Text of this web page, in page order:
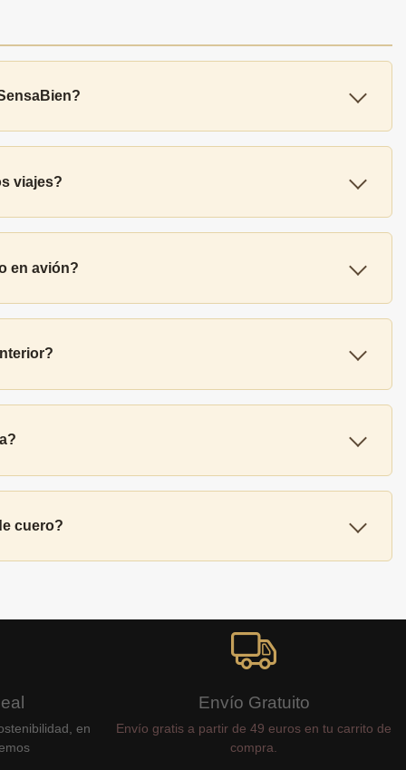
viajes?
en avión?
cuero?
en
Envío Gratuito
Envío gratis a partir de 49 euros en tu carrito de
compra.